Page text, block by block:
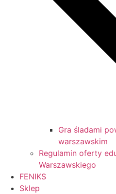
Gra śladami
warszawskim
Regulamin oferty
Warszawskiego
FENIKS
Sklep